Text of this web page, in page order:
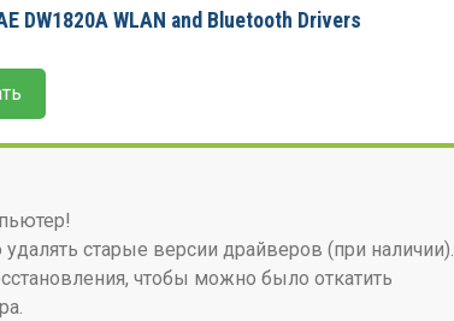
DW1820A WLAN and Bluetooth Drivers
старые версии драйверов (при наличии).
чтобы можно было откатить